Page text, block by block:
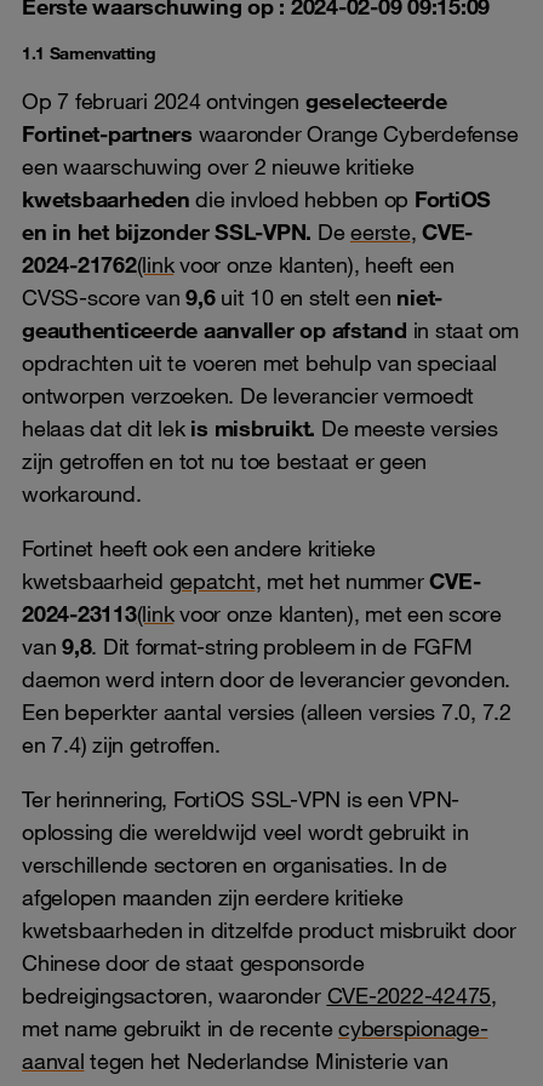
Eerste waarschuwing op : 2024-02-09 09:15:09
1.1 Samenvatting
Op 7 februari 2024 ontvingen geselecteerde
Fortinet-partners waaronder Orange Cyberdefense
een waarschuwing over 2 nieuwe kritieke
kwetsbaarhedendie invloed hebben op FortiOS
en in het bijzonder SSL-VPN. Deeerste, CVE-
2024-21762(linkvoor onze klanten), heeft een
CVSS-score van9,6uit 10 en stelt een niet-
geauthenticeerde aanvaller op afstand in staat om
opdrachten uit te voeren met behulp van speciaal
ontworpen verzoeken. De leverancier vermoedt
helaas dat dit lek is misbruikt. De meeste versies
zijn getroffen en tot nu toe bestaat er geen
workaround.
Fortinet heeft ook een andere kritieke
kwetsbaarheid gepatcht, met het nummerCVE-
2024-23113(linkvoor onze klanten), met een score
van 9,8. Dit format-string probleem in de FGFM
daemon werd intern door de leverancier gevonden.
Een beperkter aantal versies (alleen versies 7.0, 7.2
en 7.4) zijn getroffen.
Ter herinnering, FortiOS SSL-VPN is een VPN-
oplossing die wereldwijd veel wordt gebruikt in
verschillende sectoren en organisaties. In de
afgelopen maanden zijn eerdere kritieke
kwetsbaarheden in ditzelfde product misbruikt door
Chinese door de staat gesponsorde
bedreigingsactoren, waaronder CVE-2022-42475,
met name gebruikt in de recentecyberspionage-
aanval tegen het Nederlandse Ministerie van